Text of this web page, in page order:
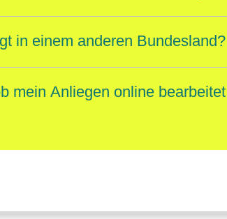
in einem anderen Bundesland?
mein Anliegen online